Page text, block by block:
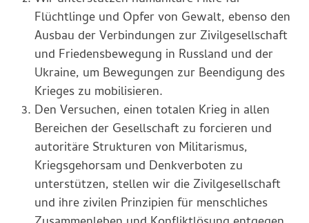
Flüchtlinge und Opfer von Gewalt, ebenso den
Ausbau der Verbindungen zur Zivilgesellschaft
und Friedensbewegung in Russland und der
Ukraine, um Bewegungen zur Beendigung des
Krieges zu mobilisieren.
Den Versuchen, einen totalen Krieg in allen
Bereichen der Gesellschaft zu forcieren und
autoritäre Strukturen von Militarismus,
Kriegsgehorsam und Denkverboten zu
unterstützen, stellen wir die Zivilgesellschaft
und ihre zivilen Prinzipien für menschliches